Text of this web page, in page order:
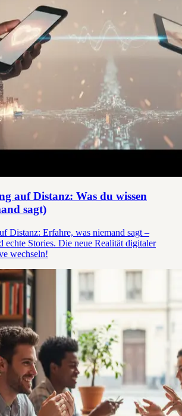
auf Distanz: Was du wissen
sagt)
Distanz: Erfahre, was niemand sagt –
echte Stories. Die neue Realität digitaler
wechseln!